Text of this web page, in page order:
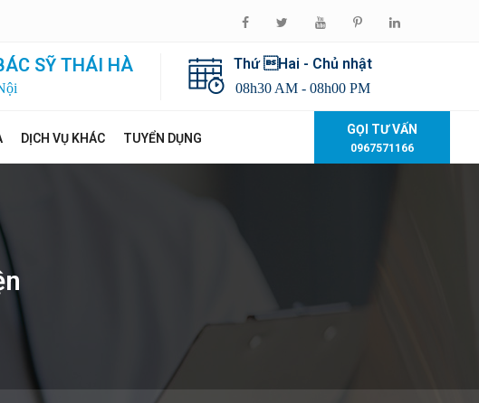
SỸ THÁI HÀ Thứ Hai - Chủ nhật
08h30 AM - 08h00 PM
DỊCH VỤ KHÁC TUYỂN DỤNG
GỌI TƯ VẤN
0967571166